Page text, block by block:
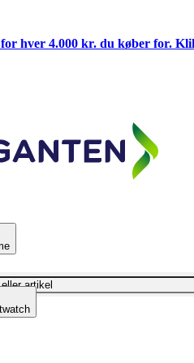
hver 4.000 kr. du køber for.